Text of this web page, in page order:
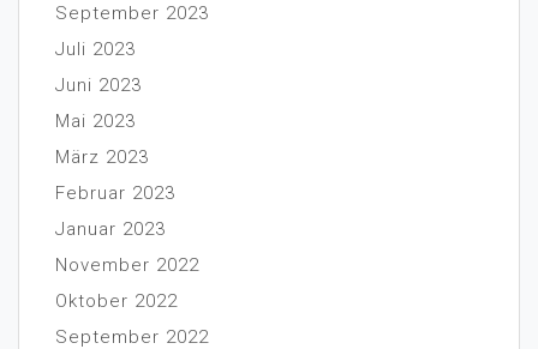
September 2023
Juli 2023
Juni 2023
Mai 2023
März 2023
Februar 2023
Januar 2023
November 2022
Oktober 2022
September 2022